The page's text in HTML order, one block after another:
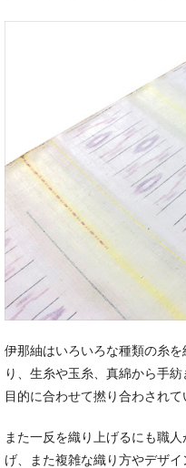
伊那紬はいろいろな種類の糸
り、生糸や玉糸、真綿から手
目的に合わせて撚り合わされて
また一反を織り上げるにも職
げ、また複雑な織り方やデザ